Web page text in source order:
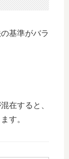
基準がバラ
在すると、
す。